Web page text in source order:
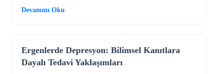
Devamını Oku
Ergenlerde Depresyon: Bilimsel Kanıtlara
Dayalı Tedavi Yaklaşımları